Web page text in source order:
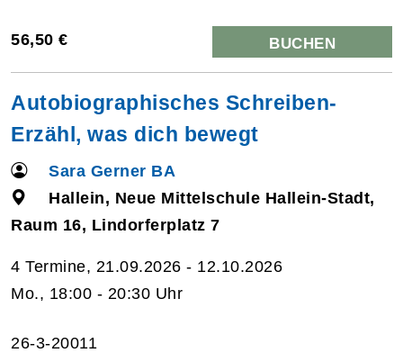
56,50 € BUCHEN
Autobiographisches Schreiben-
Erzähl, was dich bewegt
Sara Gerner BA
Hallein, Neue Mittelschule Hallein-Stadt,
Raum 16, Lindorferplatz 7
4 Termine, 21.09.2026 - 12.10.2026
Mo., 18:00 - 20:30 Uhr
26-3-20011